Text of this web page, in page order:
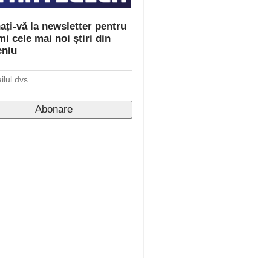
vă la newsletter pentru
cele mai noi știri din